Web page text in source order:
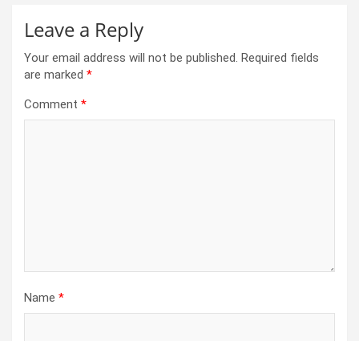
Leave a Reply
Your email address will not be published. Required fields
are marked *
Comment *
Name *